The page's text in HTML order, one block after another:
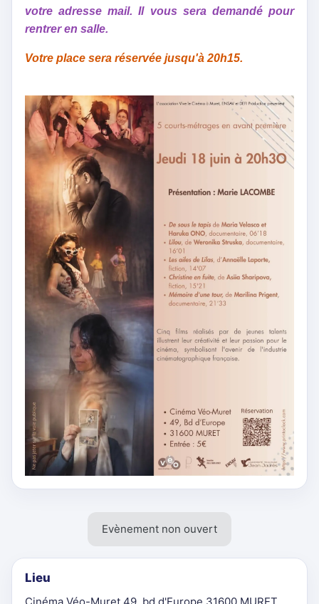
votre adresse mail. Il vous sera demandé pour
rentrer en salle.
Votre place sera réservée jusqu'à 20h15.
Evènement non ouvert
Lieu